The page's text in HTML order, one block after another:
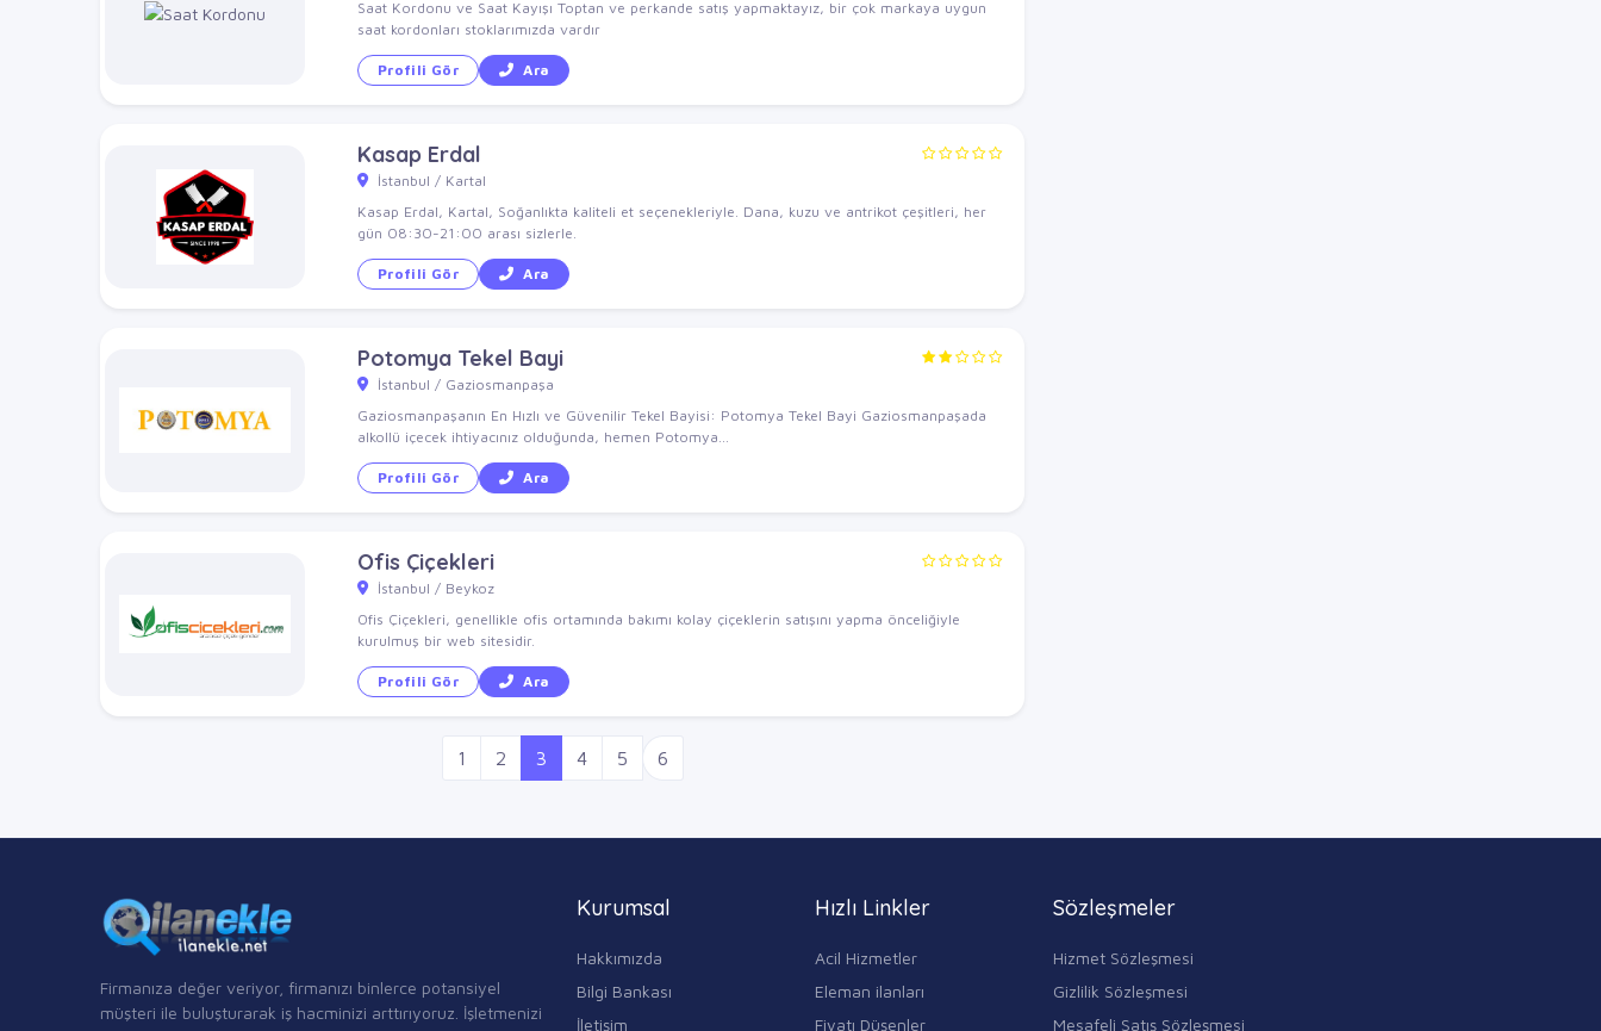
Saat Kordonu ve Saat Kayışı Toptan ve perkande satış yapmaktayız, bir çok markaya uygun
saat kordonları stoklarımızda vardır
Profili Gör Ara
Kasap Erdal
İstanbul / Kartal
Kasap Erdal, Kartal, Soğanlıkta kaliteli et seçenekleriyle. Dana, kuzu ve antrikot çeşitleri, her
gün 08:30-21:00 arası sizlerle.
Profili Gör Ara
Potomya Tekel Bayi
İstanbul / Gaziosmanpaşa
Gaziosmanpaşanın En Hızlı ve Güvenilir Tekel Bayisi: Potomya Tekel Bayi Gaziosmanpaşada
alkollü içecek ihtiyacınız olduğunda, hemen Potomya...
Profili Gör Ara
Ofis Çiçekleri
İstanbul / Beykoz
Ofis Çiçekleri, genellikle ofis ortamında bakımı kolay çiçeklerin satışını yapma önceliğiyle
kurulmuş bir web sitesidir.
Profili Gör Ara
1 2 3 4 5 6
Firmanıza değer veriyor, firmanızı binlerce potansiyel
müşteri ile buluşturarak iş hacminizi arttırıyoruz. İşletmenizi
Kurumsal
Hakkımızda
Bilgi Bankası
İletişim
Hızlı Linkler
Acil Hizmetler
Eleman ilanları
Fiyatı Düşenler
Sözleşmeler
Hizmet Sözleşmesi
Gizlilik Sözleşmesi
Mesafeli Satış Sözleşmesi